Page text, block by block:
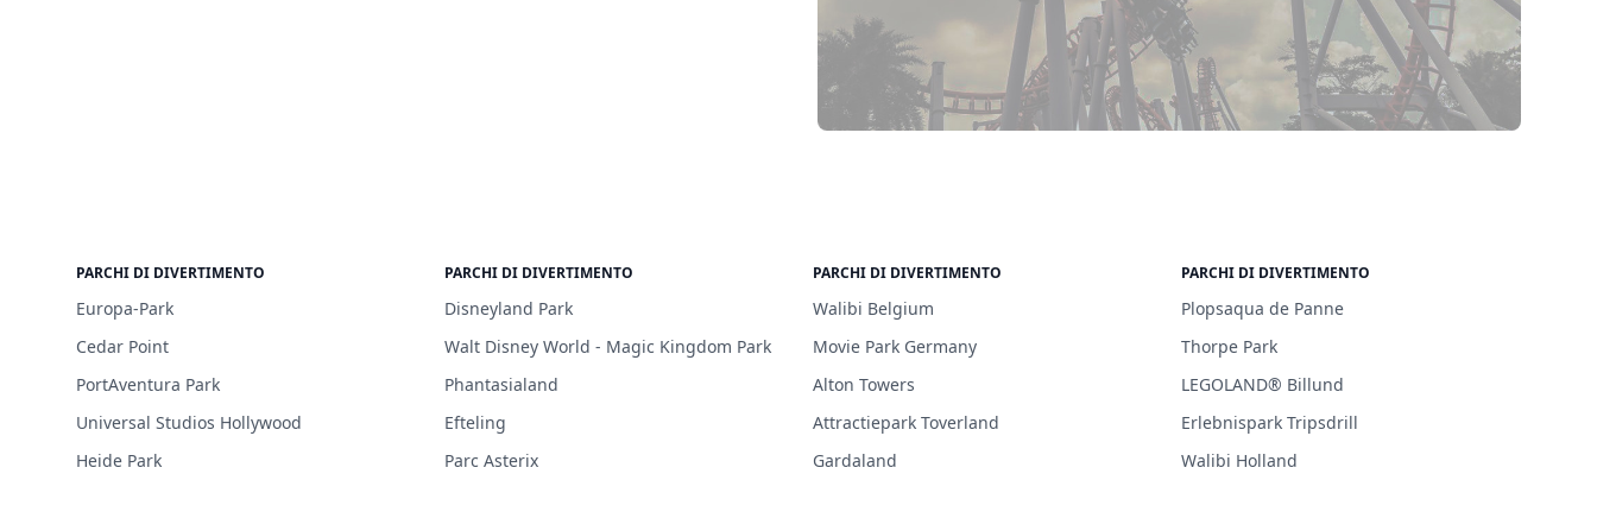
PARCHI DI DIVERTIMENTO
Europa-Park
Cedar Point
PortAventura Park
Universal Studios Hollywood
Heide Park
PARCHI DI DIVERTIMENTO
Disneyland Park
Walt Disney World - Magic Kingdom Park
Phantasialand
Efteling
Parc Asterix
PARCHI DI DIVERTIMENTO
Walibi Belgium
Movie Park Germany
Alton Towers
Attractiepark Toverland
Gardaland
PARCHI DI DIVERTIMENTO
Plopsaqua de Panne
Thorpe Park
LEGOLAND® Billund
Erlebnispark Tripsdrill
Walibi Holland